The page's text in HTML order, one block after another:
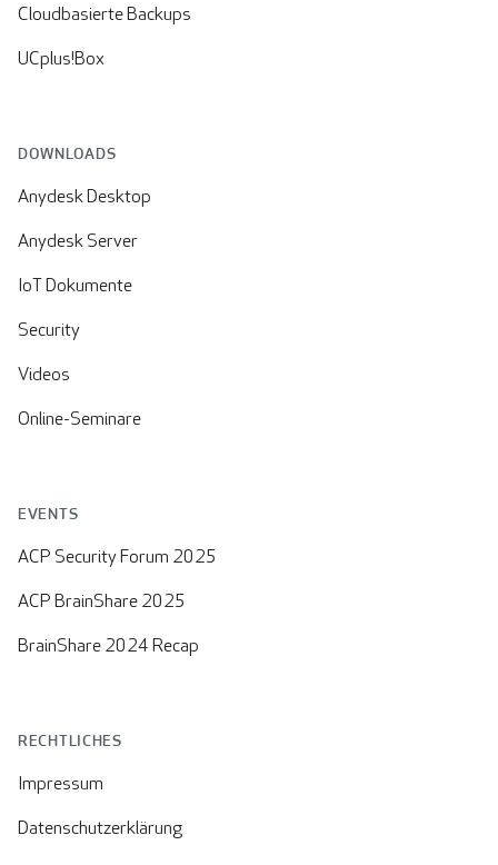
Cloudbasierte Backups
UCplus!Box
DOWNLOADS
Anydesk Desktop
Anydesk Server
IoT Dokumente
Security
Videos
Online-Seminare
EVENTS
ACP Security Forum 2025
ACP BrainShare 2025
BrainShare 2024 Recap
RECHTLICHES
Impressum
Datenschutzerklärung